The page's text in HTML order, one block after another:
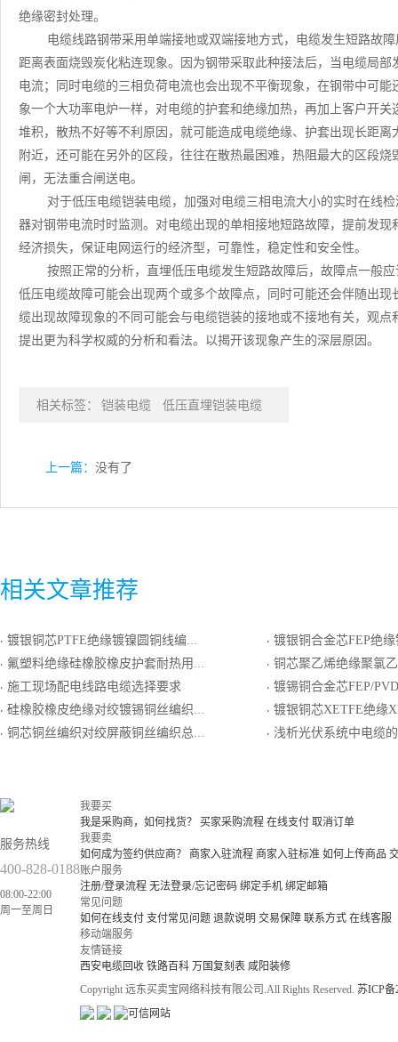
绝缘密封处理。
电缆线路钢带采用单端接地或双端接地方式，电缆发生短路故
距离表面烧毁炭化粘连现象。因为钢带采取此种接法后，当电缆局
电流；同时电缆的三相负荷电流也会出现不平衡现象，在钢带中可
象一个大功率电炉一样，对电缆的护套和绝缘加热，再加上客户开
堆积，散热不好等不利原因，就可能造成电缆绝缘、护套出现长距
附近，还可能在另外的区段，往往在散热最困难，热阻最大的区段
闸，无法重合闸送电。
对于低压电缆铠装电缆，加强对电缆三相电流大小的实时在线
器对钢带电流时时监测。对电缆出现的单相接地短路故障，提前发
经济损失，保证电网运行的经济型，可靠性，稳定性和安全性。
按照正常的分析，直埋低压电缆发生短路故障后，故障点一般
低压电缆故障可能会出现两个或多个故障点，同时可能还会伴随出
缆出现故障现象的不同可能会与电缆铠装的接地或不接地有关，观
提出更为科学权威的分析和看法。以揭开该现象产生的深层原因。
相关标签： 铠装电缆 低压直埋铠装电缆
上一篇： 没有了
相关文章推荐
· 镀银铜芯PTFE绝缘镀镍圆铜线编织屏蔽FEP护套轻型电线电缆
· 氟塑料绝缘硅橡胶橡皮护套耐热用精密级K分度热电偶用补偿电缆
· 施工现场配电线路电缆选择要求
· 硅橡胶橡皮绝缘对绞镀锡铜丝编织分屏蔽和镀锡铜丝编织总屏蔽硅橡胶橡皮护套耐热用精密级K分度热电偶用
· 铜芯铜丝编织对绞屏蔽铜丝编织总屏聚乙烯绝缘聚氯乙烯护套软导体计算机电缆
· 镀银铜合金芯FEP绝缘镀镍圆铜线编织
· 铜芯聚乙烯绝缘聚氯乙烯护套
· 镀锡铜合金芯FEP/PVDE组合绝缘镀锡圆铜线编
· 镀银铜芯XETFE绝缘XETFE护
· 浅析光伏系统中电缆的
服务热线
400-828-0188
08:00-22:00
周一至周日
我要买
我是采购商，如何找货？
买家采购流程 在线支付 取消订单
我要卖
如何成为签约供应商？
商家入驻流程 商家入驻标准 如何上传商品
账户服务
注册/登录流程 无法登录/忘记密码 绑定手机 绑定邮箱
常见问题
如何在线支付 支付常见问题 退款说明 交易保障 联系方式 在线客服
移动端服务
友情链接
西安电缆回收 铁路百科 万国复刻表 咸阳装修
Copyright 远东买卖宝网络科技有限公司.All Rights Reserved. 苏ICP备